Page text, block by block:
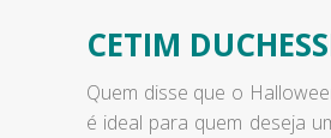
CETIM
Quem disse que o
é ideal para quem deseja